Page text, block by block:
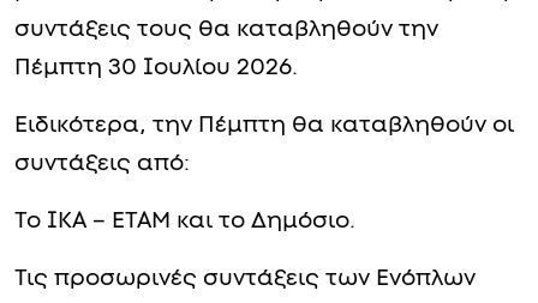
συντάξεις τους θα καταβληθούν την
Πέμπτη 30 Ιουλίου 2026.
Ειδικότερα, την Πέμπτη θα καταβληθούν οι
συντάξεις από:
Το ΙΚΑ – ΕΤΑΜ και το Δημόσιο.
Τις προσωρινές συντάξεις των Ενόπλων